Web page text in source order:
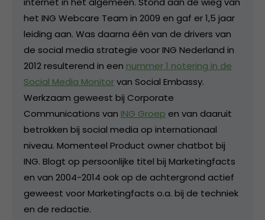
het ING Webcare Team in 2009 en gaf er 1,5 jaar
leiding aan. Was daarna één van de drivers van
de social media strategie voor ING Nederland in
2012 resulterend in een nummer 1 notering in de
Social Media Monitorvan Social Embassy.
Werkzaam geweest bij Corporate
Communications van ING Groep en van daaruit
betrokken bij social media op internationaal
niveau. Momenteel Product owner chatbot bij
ING. Blogt op persoonlijke titel bij Marketingfacts
en van 2004-2014 ook op de achtergrond actief
geweest voor Marketingfacts o.a. bij de techniek
en de redactie.